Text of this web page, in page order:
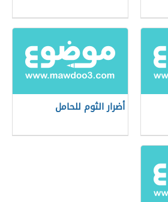
أضرار الثوم للحامل